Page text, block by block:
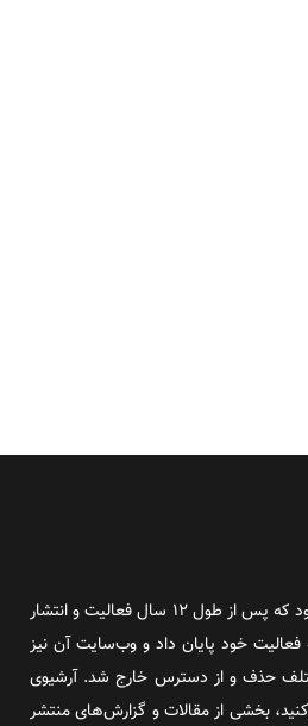
روز آنلاین روزنامه‌ای اینترنتی بود که پس از طول ۱۲ سال فعالیت و انتشار
شماره، در سال ۲۰۱۶ به فعالیت خود پایان داد و وب‌سایت آن نیز
حذف و از دسترس خارج شد. آرشیوی
بخشی از مقالات و گزارش‌های منتشر